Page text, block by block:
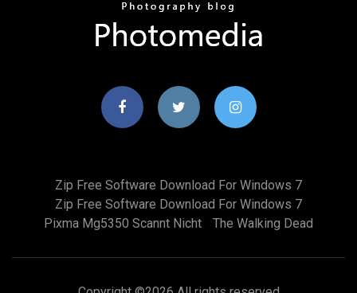
Zip Free Software Download For Windows 7
Zip Free Software Download For Windows 7
Pixma Mg5350 Scannt Nicht
The Walking Dead